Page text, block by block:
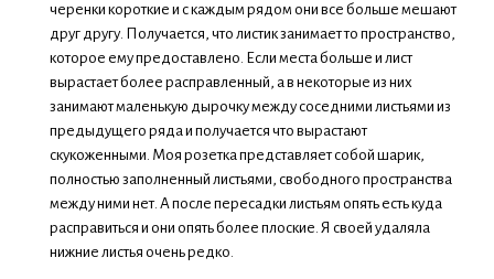
черенки короткие и с каждым рядом они все больше мешают
друг другу. Получается, что листик занимает то пространство,
которое ему предоставлено. Если места больше и лист
вырастает более расправленный, а в некоторые из них
занимают маленькую дырочку между соседними листьями из
предыдущего ряда и получается что вырастают
скукоженными. Моя розетка представляет собой шарик,
полностью заполненный листьями, свободного пространства
между ними нет. А после пересадки листьям опять есть куда
расправиться и они опять более плоские. Я своей удаляла
нижние листья очень редко.